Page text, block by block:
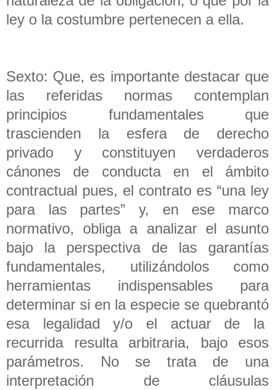
ley o la costumbre pertenecen a ella.
Sexto: Que, es importante destacar que
las referidas normas contemplan
principios fundamentales que
trascienden la esfera de derecho
privado y constituyen verdaderos
cánones de conducta en el ámbito
contractual pues, el contrato es “una ley
para las partes” y, en ese marco
normativo, obliga a analizar el asunto
bajo la perspectiva de las garantías
fundamentales, utilizándolos como
herramientas indispensables para
determinar si en la especie se quebrantó
esa legalidad y/o el actuar de la
recurrida resulta arbitraria, bajo esos
parámetros. No se trata de una
interpretación de cláusulas